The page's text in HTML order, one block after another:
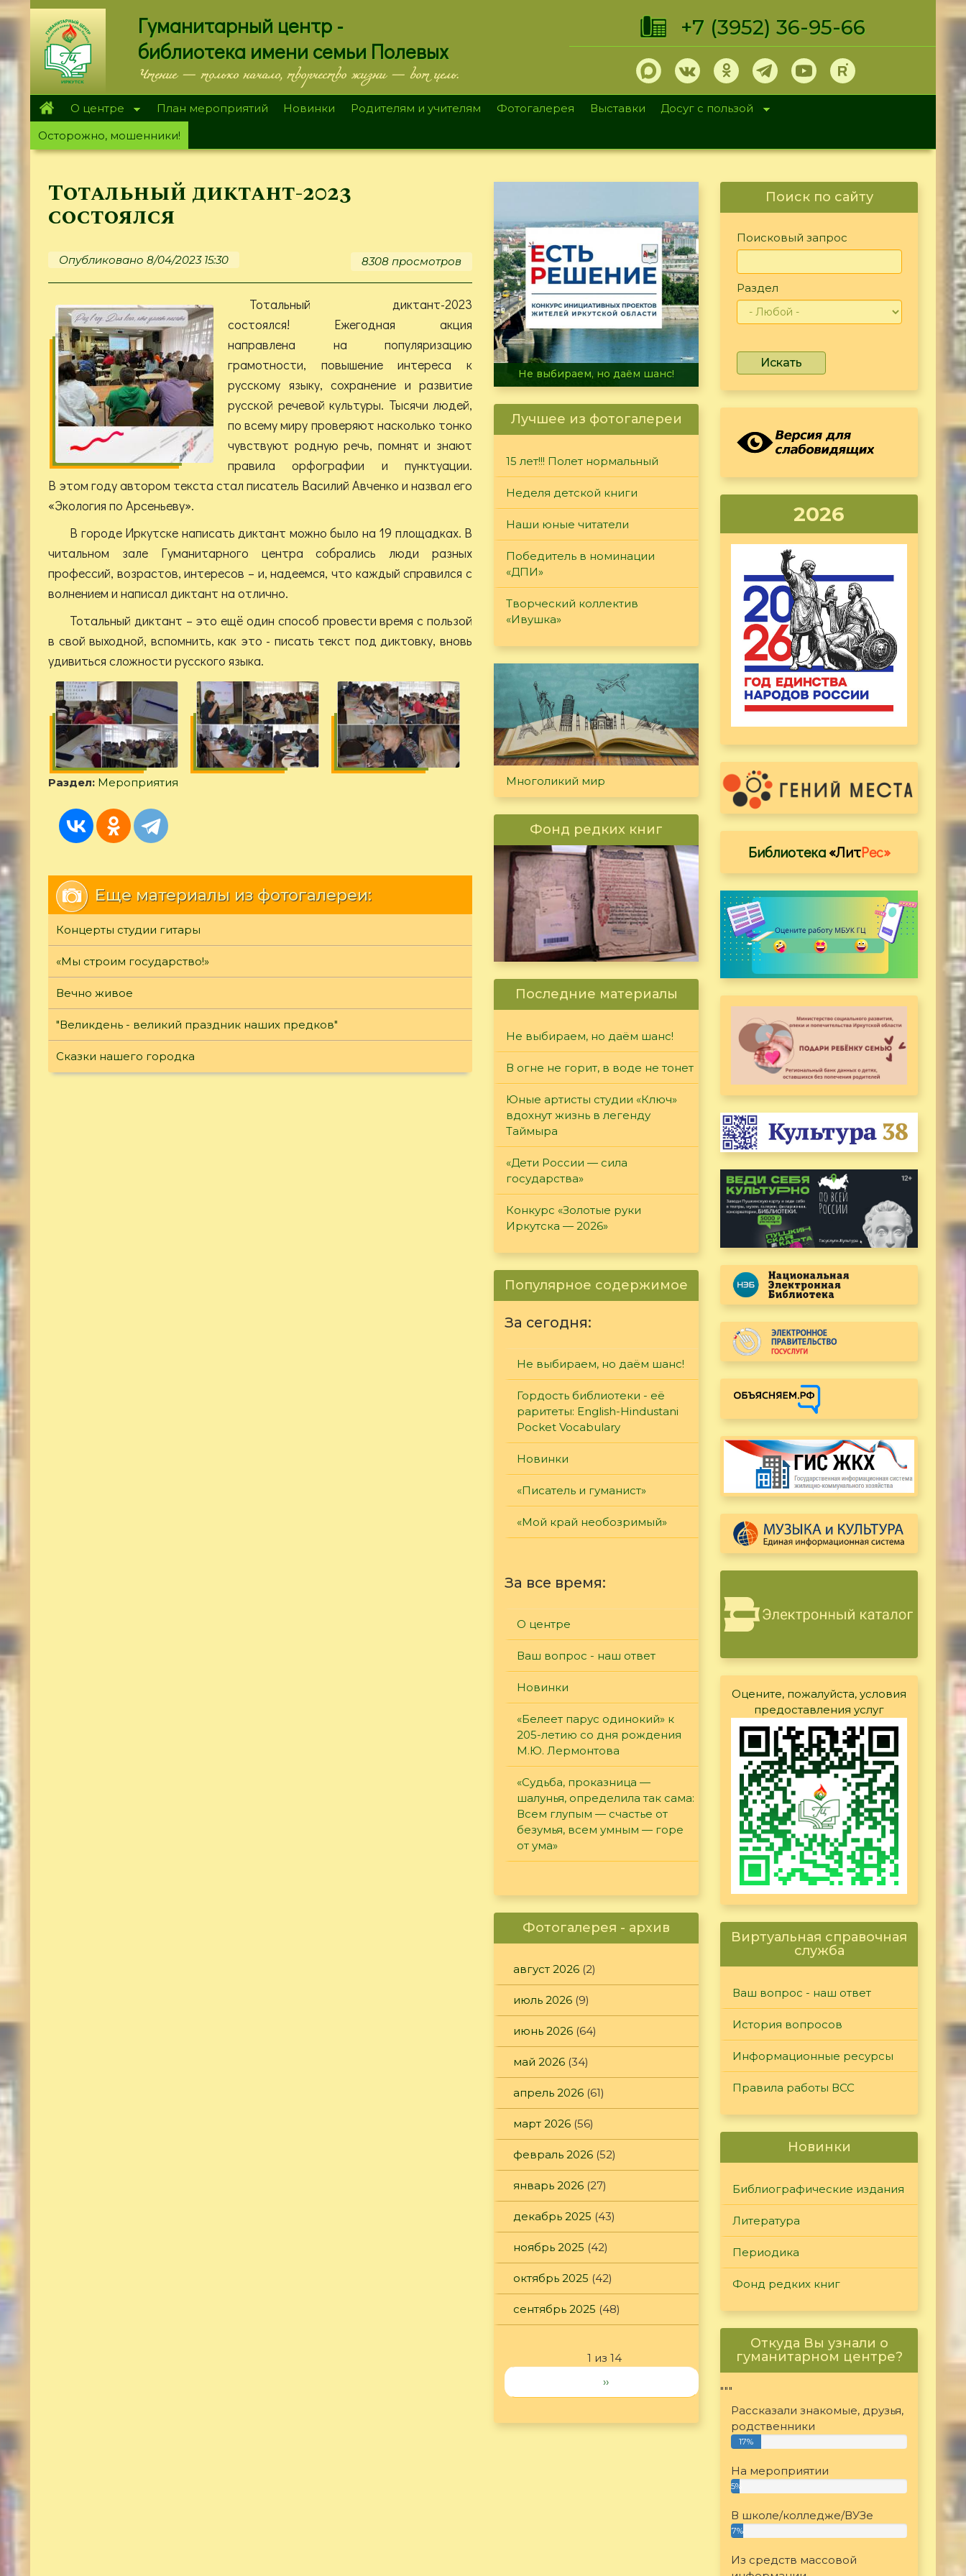
Перейти
к
основному
содержанию
Гуманитарный центр -
библиотека имени семьи Полевых
Чтение — только начало, творчество жизни — вот цель.
+7 (3952) 36-95-66
О центре План мероприятий Новинки Родителям и учителям Фотогалерея Выставки
Досуг с пользой
Осторожно, мошенники!
Тотальный диктант-2023
состоялся
Опубликовано 8/04/2023 15:30 8308 просмотров
Тотальный диктант-2023
состоялся! Ежегодная акция
направлена на популяризацию
грамотности, повышение интереса к
русскому языку, сохранение и развитие
русской речевой культуры. Тысячи людей,
по всему миру проверяют насколько тонко
чувствуют родную речь, помнят и знают
правила орфографии и пунктуации.
В этом году автором текста стал писатель Василий Авченко и назвал его
«Экология по Арсеньеву».
В городе Иркутске написать диктант можно было на 19 площадках. В
читальном зале Гуманитарного центра собрались люди разных
профессий, возрастов, интересов – и, надеемся, что каждый справился с
волнением и написал диктант на отлично.
Тотальный диктант – это ещё один способ провести время с пользой
в свой выходной, вспомнить, как это - писать текст под диктовку, вновь
удивиться сложности русского языка.
Раздел: Мероприятия
Еще материалы из фотогалереи:
Концерты студии гитары
«Мы строим государство!»
Вечно живое
"Великдень - великий праздник наших предков"
Сказки нашего городка
В огне не горит, в воде не тонет
Лучшее из фотогалереи
15 лет!!! Полет нормальный
Неделя детской книги
Наши юные читатели
Победитель в номинации
«ДПИ»
Творческий коллектив
«Ивушка»
Многоликий мир
Фонд редких книг
Последние материалы
Не выбираем, но даём шанс!
В огне не горит, в воде не тонет
Юные артисты студии «Ключ»
вдохнут жизнь в легенду
Таймыра
«Дети России — сила
государства»
Конкурс «Золотые руки
Иркутска — 2026»
Популярное содержимое
За сегодня:
Не выбираем, но даём шанс!
Гордость библиотеки - её
раритеты: English-Hindustani
Pocket Vocabulary
Новинки
«Писатель и гуманист»
«Мой край необозримый»
За все время:
О центре
Ваш вопрос - наш ответ
Новинки
«Белеет парус одинокий» к
205-летию со дня рождения
М.Ю. Лермонтова
«Судьба, проказница —
шалунья, определила так сама:
Всем глупым — счастье от
безумья, всем умным — горе
от ума»
Фотогалерея - архив
август 2026 (2)
июль 2026 (9)
июнь 2026 (64)
май 2026 (34)
апрель 2026 (61)
март 2026 (56)
февраль 2026 (52)
январь 2026 (27)
декабрь 2025 (43)
ноябрь 2025 (42)
октябрь 2025 (42)
сентябрь 2025 (48)
1 из 14
››
Поиск по сайту
Поисковый запрос
Раздел
Искать
2026
Библиотека«ЛитРес»
Оцените, пожалуйста, условия
предоставления услуг
Виртуальная справочная
служба
Ваш вопрос - наш ответ
История вопросов
Информационные ресурсы
Правила работы ВСС
Новинки
Библиографические издания
Литература
Периодика
Фонд редких книг
Откуда Вы узнали о
гуманитарном центре?
"""
Рассказали знакомые, друзья,
родственники
17%
На мероприятии
5%
В школе/колледже/ВУЗе
7%
Из средств массовой